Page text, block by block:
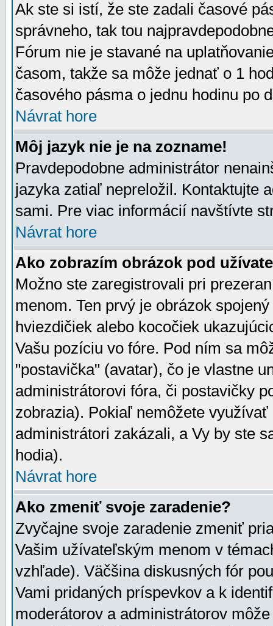
Ak ste si istí, že ste zadali časové
správneho, tak tou
Fórum nie je stavané na
časom, takže sa môže jednať o 1
časového pásma o jednu hodinu po
Návrat hore
Môj jazyk nie je na zozname!
Pravdepodobne administrátor
jazyka zatiaľ nepreložil. Kontaktujte
sami. Pre viac informácií navštívte
Návrat hore
Ako zobrazím obrázok pod
Možno ste zaregistrovali pri
menom. Ten prvý je obrázok
hviezdičiek alebo kocočiek
Vašu pozíciu vo fóre. Pod ním sa
"postavička" (avatar), čo je vlastne
administrátorovi fóra, či postavičky
zobrazia). Pokiaľ nemôžete
administrátori zakázali, a Vy by ste
hodia).
Návrat hore
Ako zmeniť svoje zaradenie?
Zvyčajne svoje zaradenie zmeniť
Vašim užívateľským menom v
vzhľade). Väčšina diskusných fór
Vami pridaných príspevkov a k
moderátorov a administrátorov